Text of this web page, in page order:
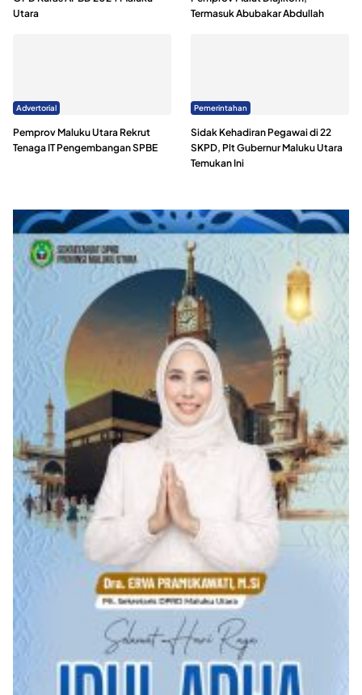
Utara
Termasuk Abubakar Abdullah
Advertorial
Pemprov Maluku Utara Rekrut
Tenaga IT Pengembangan SPBE
Pemerintahan
Sidak Kehadiran Pegawai di 22
SKPD, Plt Gubernur Maluku Utara
Temukan Ini